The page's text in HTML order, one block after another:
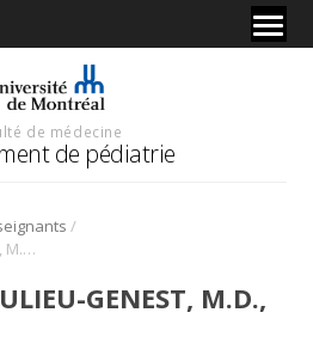
de médecine
de pédiatrie
/
Laurence Beaulieu-Genest, M.D., FRCPC
GENEST, M.D.,